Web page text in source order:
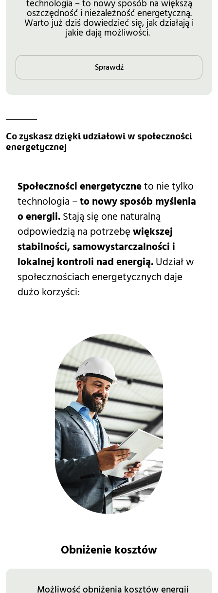
technologia – to nowy sposób na większą
oszczędność i niezależność energetyczną.
Warto już dziś dowiedzieć się, jak działają i
jakie dają możliwości.
Sprawdź
Co zyskasz dzięki udziałowi w społeczności
energetycznej
Społeczności energetyczneto nie tylko
technologia –to nowy sposób myślenia
o energii. Stają się one naturalną
odpowiedzią na potrzebę większej
stabilności, samowystarczalności i
lokalnej kontroli nad energią. Udział w
społecznościach energetycznych daje
dużo korzyści:
Obniżenie kosztów
Możliwość obniżenia kosztów energii